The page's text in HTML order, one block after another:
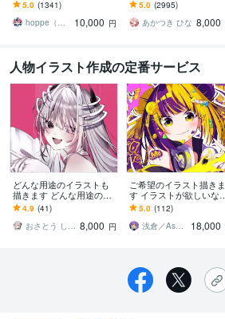
ど鮮やかな配色で個性を
出したい方へ
5.0 (1341)
hoppe（ほっぺ）
10,000 円
絵をスピード納品しま
す！
5.0 (2995)
あかつき ひな 8,000
人物イラスト作成の定番サービス
どんな用途のイラストも
描きます どんな用途のイ
ラストでも描きます！
4.9 (41)
おさとう しおこ 8,000 円
ご希望のイラスト描きま
す イラストが欲しいなぁ
～と思っているお客様
～？
5.0 (112)
浅倉／Asakura
18,000